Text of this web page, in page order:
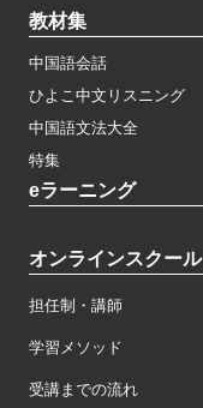
教材集
中国語会話
ひよこ中文リスニング
中国語文法大全
特集
eラーニング
オンラインスクール
担任制・講師
学習メソッド
受講までの流れ